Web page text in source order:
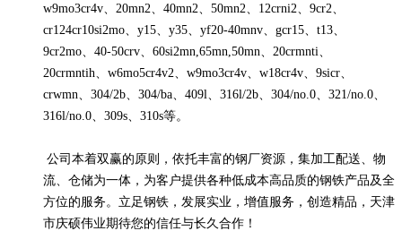
w9mo3cr4v、20mn2、40mn2、50mn2、12crni2、9cr2、
cr124cr10si2mo、y15、y35、yf20-40mnv、gcr15、t13、
9cr2mo、40-50crv、60si2mn,65mn,50mn、20crmnti、
20crmntih、w6mo5cr4v2、w9mo3cr4v、w18cr4v、9sicr、
crwmn、304/2b、304/ba、409l、316l/2b、304/no.0、321/no.0、
316l/no.0、309s、310s等。
公司本着双赢的原则，依托丰富的钢厂资源，集加工配送、物
流、仓储为一体，为客户提供各种低成本高品质的钢铁产品及全
方位的服务。立足钢铁，发展实业，增值服务，创造精品，天津
市庆硕伟业期待您的信任与长久合作！